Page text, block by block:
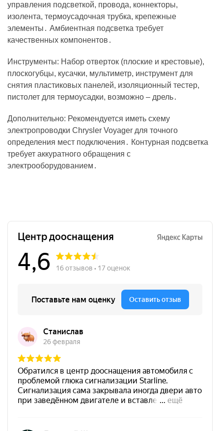
управления подсветкой, провода, коннекторы,
изолента, термоусадочная трубка, крепежные
элементы․ Амбиентная подсветка требует
качественных компонентов․
Инструменты: Набор отверток (плоские и крестовые),
плоскогубцы, кусачки, мультиметр, инструмент для
снятия пластиковых панелей, изоляционный тестер,
пистолет для термоусадки, возможно – дрель․
Дополнительно: Рекомендуется иметь схему
электропроводки Chrysler Voyager для точного
определения мест подключения․ Контурная подсветка
требует аккуратного обращения с
электрооборудованием․